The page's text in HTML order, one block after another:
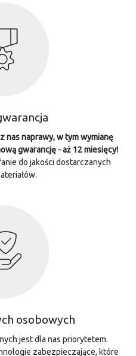
nas naprawy, w tym wymianę
gwarancję - aż 12 miesięcy!
do jakości dostarczanych
osobowych
jest dla nas priorytetem.
zabezpieczające, które